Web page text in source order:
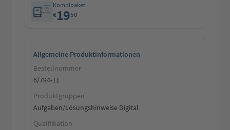
Kombipaket
€1950
Allgemeine Produktinformationen
Bestellnummer
6/794-11
Produktgruppen
Aufgaben/Lösungshinweise Digital
Qualifikation